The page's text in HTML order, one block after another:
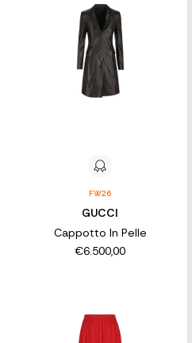
FW26
GUCCI
Cappotto In Pelle
€6.500,00